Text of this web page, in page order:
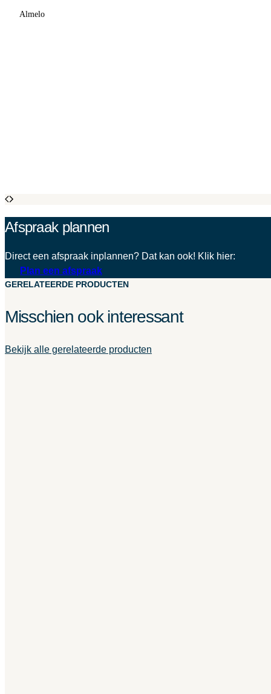
Almelo
Afspraak plannen
Direct een afspraak inplannen? Dat kan ook! Klik hier:
Plan een afspraak
GERELATEERDE PRODUCTEN
Misschien ook interessant
Bekijk alle gerelateerde producten